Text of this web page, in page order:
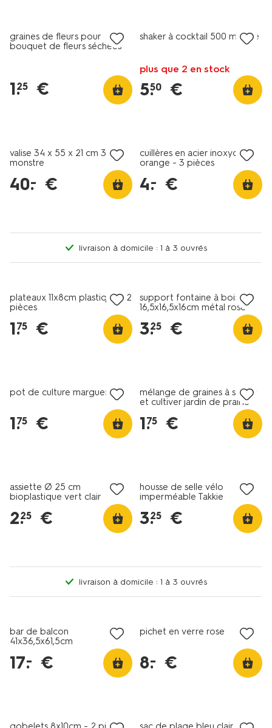
graines de fleurs pour
bouquet de fleurs séchées
1.
25 €
shaker à cocktail 500 ml rose
plus que 2 en stock
5.
50 €
valise 34 x 55 x 21 cm 33 L
monstre
40.
– €
cuillères en acier inoxydable
orange - 3 pièces
4.
– €
livraison à domicile : 1 à 3 ouvrés
plateaux 11x8cm plastique - 2
pièces
1.
75 €
support fontaine à boisson
16,5x16,5x16cm métal rose
3.
25 €
pot de culture marguerites
1.
75 €
mélange de graines à semer
et cultiver jardin de prairie
1.
75 €
assiette Ø 25 cm
bioplastique vert clair
2.
25 €
housse de selle vélo
imperméable Takkie
3.
25 €
livraison à domicile : 1 à 3 ouvrés
bar de balcon
41x36,5x61,5cm
17.
– €
pichet en verre rose
8.
– €